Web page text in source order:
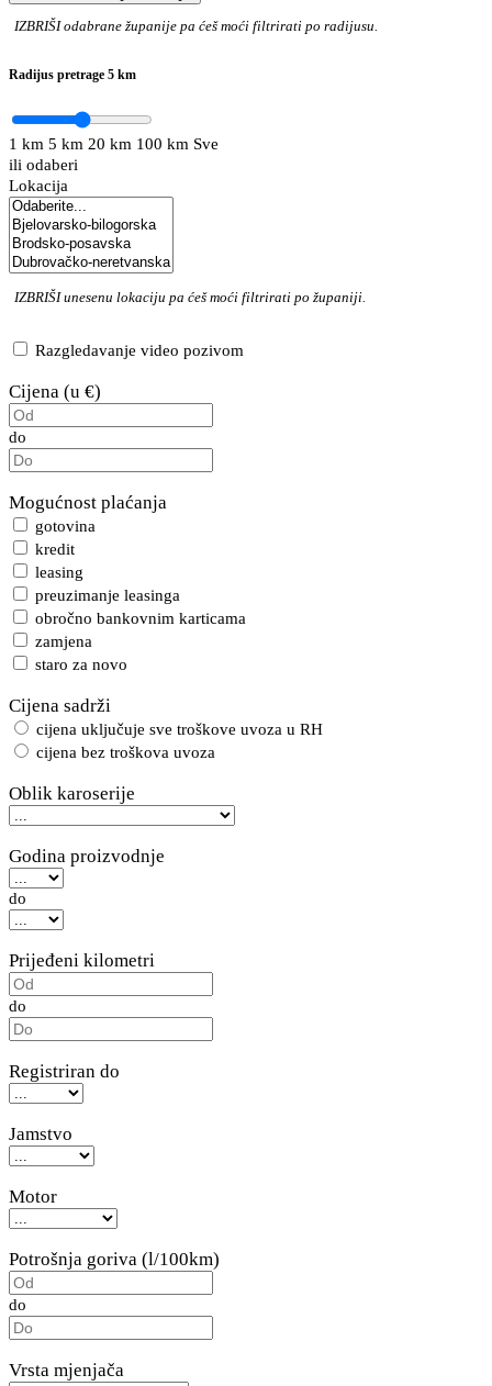
IZBRIŠIodabrane županije pa ćeš moći filtrirati po radijusu.
Radijus pretrage 5 km
1 km 5 km 20 km 100 km Sve
ili odaberi
Lokacija
IZBRIŠIunesenu lokaciju pa ćeš moći filtrirati po županiji.
Razgledavanje video pozivom
Cijena (u €)
do
Mogućnost plaćanja
gotovina
kredit
leasing
preuzimanje leasinga
obročno bankovnim karticama
zamjena
staro za novo
Cijena sadrži
cijena uključuje sve troškove uvoza u RH
cijena bez troškova uvoza
Oblik karoserije
Godina proizvodnje
do
Prijeđeni kilometri
do
Registriran do
Jamstvo
Motor
Potrošnja goriva (l/100km)
do
Vrsta mjenjača